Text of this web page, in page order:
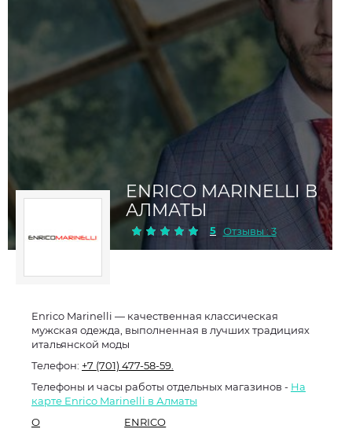
ENRICO MARINELLI В
АЛМАТЫ
5 Отзывы : 3
Enrico Marinelli — качественная классическая
мужская одежда, выполненная в лучших традициях
итальянской моды
Телефон: +7 (701) 477-58-59.
Телефоны и часы работы отдельных магазинов - На
карте Enrico Marinelli в Алматы
О
ENRICO